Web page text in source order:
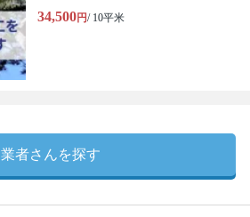
34,500円/ 10平米
業者さんを探す